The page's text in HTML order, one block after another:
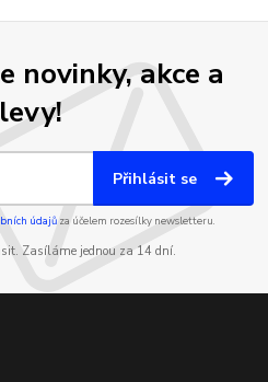
novinky, akce a
Přihlásit se
údajůza účelem rozesílky newsletteru.
Zasíláme jednou za 14 dní.